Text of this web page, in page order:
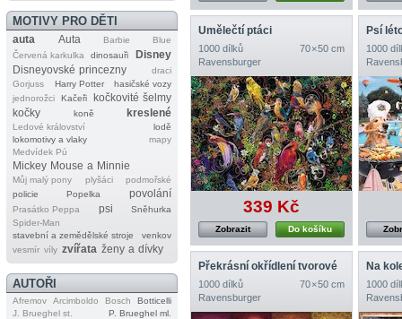
MOTIVY PRO DĚTI
auta Auta Barbie
Blue
Červená karkulka
dinosauři
Disney
Disneyovské princezny
draci
Gorjuss
Harry Potter
hasičské vozy
jednorožci
Kačeři
kočkovité šelmy
kočky
koně kreslené
Ledové království
lodě
lokomotivy a vlaky
mapy
Medvídek Pú
Mickey Mouse a Minnie
Můj malý pony plyšáci
podmořské
policie
Popelka povolání
Prasátko Peppa psi
Sněhurka
Spider‐Man
stavební a zemědělské stroje
venkov
vesmír víly zvířata ženy a dívky
AUTOŘI
Afremov Arcimboldo Bosch
Botticelli
J. Brueghel st.
P. Brueghel ml.
Umělečtí ptáci
1000 dílků
70 × 50 cm
Ravensburger
339 Kč
Do košíku
Zobrazit
Psí
1000
Překrásní okřídlení tvorové
1000 dílků
70 × 50 cm
Ravensburger
Na
1000